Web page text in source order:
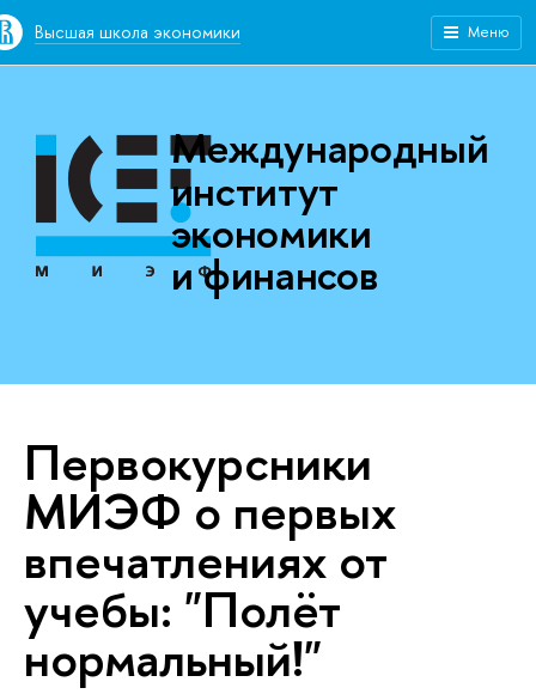
Высшая школа экономики Меню
Международный
институт
экономики
и финансов
Первокурсники
МИЭФ о первых
впечатлениях от
учебы: "Полёт
нормальный!"